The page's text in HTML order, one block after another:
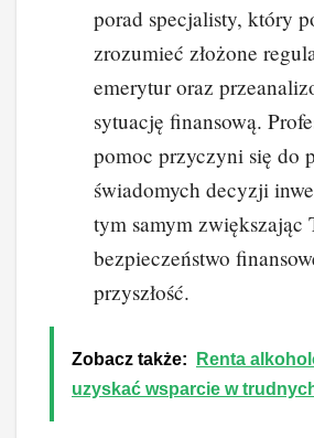
porad specjalisty, który
zrozumieć złożone
emerytur oraz
sytuację finansową.
pomoc przyczyni się do
świadomych decyzji
tym samym zwiększając
bezpieczeństwo
przyszłość.
Zobacz także:
Renta
uzyskać wsparcie w